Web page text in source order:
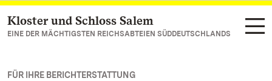
Zum Hauptinhalt springen
Kloster und Schloss Salem
EINE DER MÄCHTIGSTEN REICHSABTEIEN SÜDDEUTSCHLANDS
FÜR IHRE BERICHTERSTATTUNG